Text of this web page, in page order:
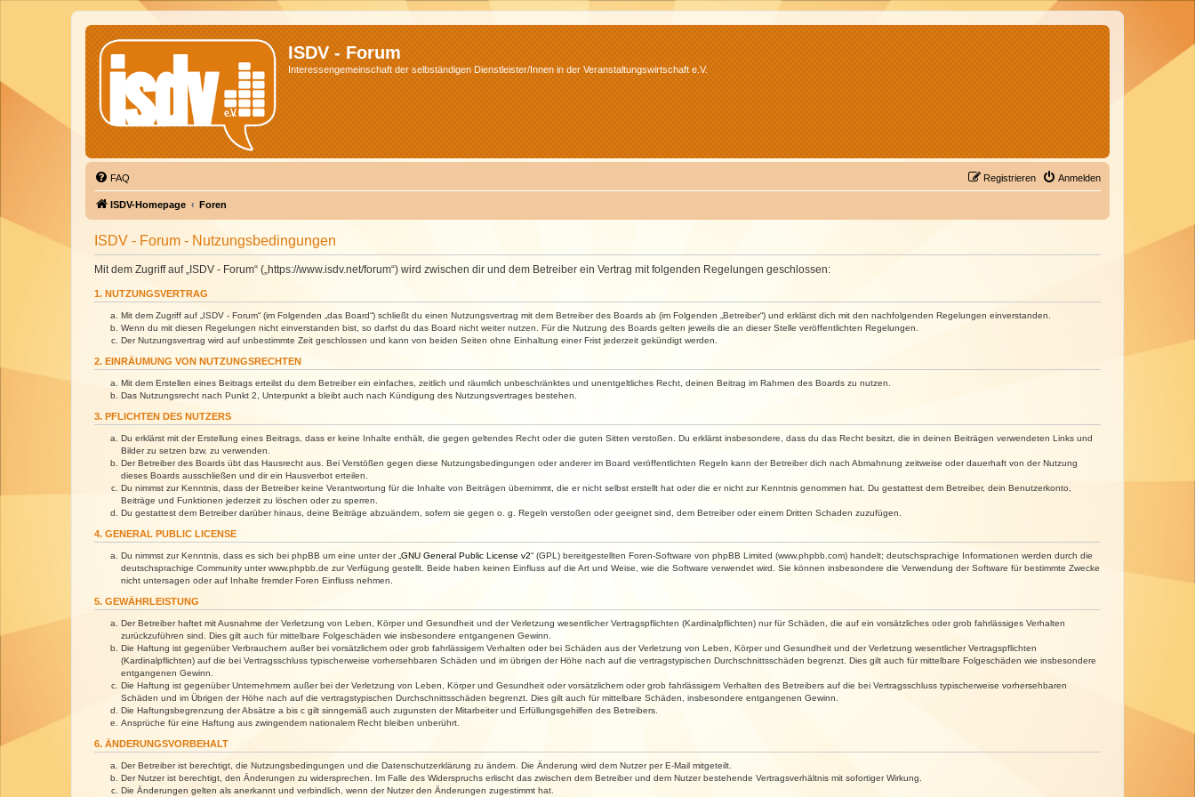
ISDV - Forum
Interessengemeinschaft der selbständigen Dienstleister/Innen in der Veranstaltungswirtschaft e.V.
FAQ Anmelden
Registrieren
ISDV-Homepage Foren
ISDV - Forum - Nutzungsbedingungen
Mit dem Zugriff auf „ISDV - Forum“ („https://www.isdv.net/forum“) wird zwischen dir und dem Betreiber ein Vertrag mit folgenden Regelungen geschlossen:
1. NUTZUNGSVERTRAG
Mit dem Zugriff auf „ISDV - Forum“ (im Folgenden „das Board“) schließt du einen Nutzungsvertrag mit dem Betreiber des Boards ab (im Folgenden „Betreiber“) und erklärst dich mit den nachfolgenden Regelungen einverstanden.
Wenn du mit diesen Regelungen nicht einverstanden bist, so darfst du das Board nicht weiter nutzen. Für die Nutzung des Boards gelten jeweils die an dieser Stelle veröffentlichten Regelungen.
Der Nutzungsvertrag wird auf unbestimmte Zeit geschlossen und kann von beiden Seiten ohne Einhaltung einer Frist jederzeit gekündigt werden.
2. EINRÄUMUNG VON NUTZUNGSRECHTEN
Mit dem Erstellen eines Beitrags erteilst du dem Betreiber ein einfaches, zeitlich und räumlich unbeschränktes und unentgeltliches Recht, deinen Beitrag im Rahmen des Boards zu nutzen.
Das Nutzungsrecht nach Punkt 2, Unterpunkt a bleibt auch nach Kündigung des Nutzungsvertrages bestehen.
3. PFLICHTEN DES NUTZERS
Du erklärst mit der Erstellung eines Beitrags, dass er keine Inhalte enthält, die gegen geltendes Recht oder die guten Sitten verstoßen. Du erklärst insbesondere, dass du das Recht besitzt, die in deinen Beiträgen verwendeten Links und
Bilder zu setzen bzw. zu verwenden.
Der Betreiber des Boards übt das Hausrecht aus. Bei Verstößen gegen diese Nutzungsbedingungen oder anderer im Board veröffentlichten Regeln kann der Betreiber dich nach Abmahnung zeitweise oder dauerhaft von der Nutzung
dieses Boards ausschließen und dir ein Hausverbot erteilen.
Du nimmst zur Kenntnis, dass der Betreiber keine Verantwortung für die Inhalte von Beiträgen übernimmt, die er nicht selbst erstellt hat oder die er nicht zur Kenntnis genommen hat. Du gestattest dem Betreiber, dein Benutzerkonto,
Beiträge und Funktionen jederzeit zu löschen oder zu sperren.
Du gestattest dem Betreiber darüber hinaus, deine Beiträge abzuändern, sofern sie gegen o. g. Regeln verstoßen oder geeignet sind, dem Betreiber oder einem Dritten Schaden zuzufügen.
4. GENERAL PUBLIC LICENSE
Du nimmst zur Kenntnis, dass es sich bei phpBB um eine unter der „ GNU General Public License v2“ (GPL) bereitgestellten Foren-Software von phpBB Limited (www.phpbb.com) handelt; deutschsprachige Informationen werden durch die
deutschsprachige Community unter www.phpbb.de zur Verfügung gestellt. Beide haben keinen Einfluss auf die Art und Weise, wie die Software verwendet wird. Sie können insbesondere die Verwendung der Software für bestimmte Zwecke
nicht untersagen oder auf Inhalte fremder Foren Einfluss nehmen.
5. GEWÄHRLEISTUNG
Der Betreiber haftet mit Ausnahme der Verletzung von Leben, Körper und Gesundheit und der Verletzung wesentlicher Vertragspflichten (Kardinalpflichten) nur für Schäden, die auf ein vorsätzliches oder grob fahrlässiges Verhalten
zurückzuführen sind. Dies gilt auch für mittelbare Folgeschäden wie insbesondere entgangenen Gewinn.
Die Haftung ist gegenüber Verbrauchern außer bei vorsätzlichem oder grob fahrlässigem Verhalten oder bei Schäden aus der Verletzung von Leben, Körper und Gesundheit und der Verletzung wesentlicher Vertragspflichten
(Kardinalpflichten) auf die bei Vertragsschluss typischerweise vorhersehbaren Schäden und im übrigen der Höhe nach auf die vertragstypischen Durchschnittsschäden begrenzt. Dies gilt auch für mittelbare Folgeschäden wie insbesondere
entgangenen Gewinn.
Die Haftung ist gegenüber Unternehmern außer bei der Verletzung von Leben, Körper und Gesundheit oder vorsätzlichem oder grob fahrlässigem Verhalten des Betreibers auf die bei Vertragsschluss typischerweise vorhersehbaren
Schäden und im Übrigen der Höhe nach auf die vertragstypischen Durchschnittsschäden begrenzt. Dies gilt auch für mittelbare Schäden, insbesondere entgangenen Gewinn.
Die Haftungsbegrenzung der Absätze a bis c gilt sinngemäß auch zugunsten der Mitarbeiter und Erfüllungsgehilfen des Betreibers.
Ansprüche für eine Haftung aus zwingendem nationalem Recht bleiben unberührt.
6. ÄNDERUNGSVORBEHALT
Der Betreiber ist berechtigt, die Nutzungsbedingungen und die Datenschutzerklärung zu ändern. Die Änderung wird dem Nutzer per E-Mail mitgeteilt.
Der Nutzer ist berechtigt, den Änderungen zu widersprechen. Im Falle des Widerspruchs erlischt das zwischen dem Betreiber und dem Nutzer bestehende Vertragsverhältnis mit sofortiger Wirkung.
Die Änderungen gelten als anerkannt und verbindlich, wenn der Nutzer den Änderungen zugestimmt hat.